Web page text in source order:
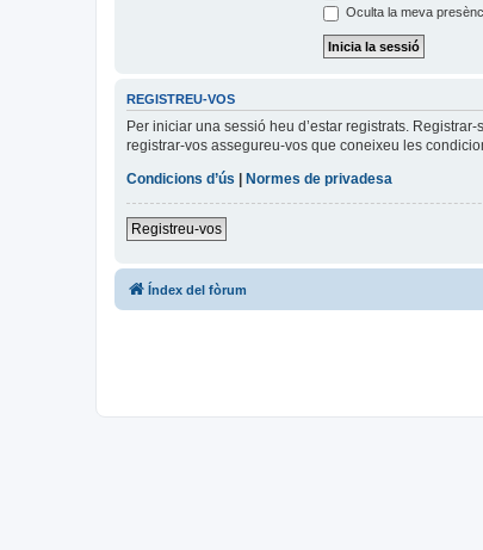
Oculta la meva
REGISTREU-VOS
Per iniciar una sessió heu d’estar registrats.
registrar-vos assegureu-vos que coneixeu les
Condicions d’ús
Normes de privadesa
Registreu-vos
Índex del fòrum